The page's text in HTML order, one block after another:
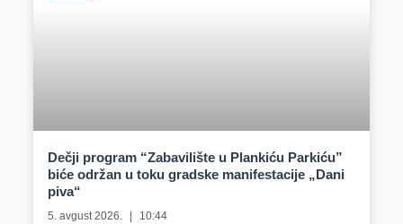
Dečji program “Zabavilište u Plankiću Parkiću”
biće održan u toku gradske manifestacije „Dani
piva“
5. avgust 2026. 10:44